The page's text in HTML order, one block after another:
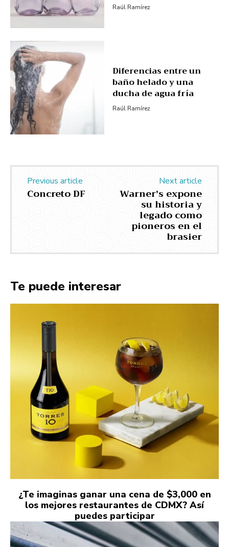
Raúl Ramírez
Diferencias entre un
baño helado y una
ducha de agua fría
Raúl Ramírez
Previous article
Concreto DF
Next article
Warner’s expone
su historia y
legado como
pioneros en el
brasier
Te puede interesar
¿Te imaginas ganar una cena de $3,000 en
los mejores restaurantes de CDMX? Así
puedes participar